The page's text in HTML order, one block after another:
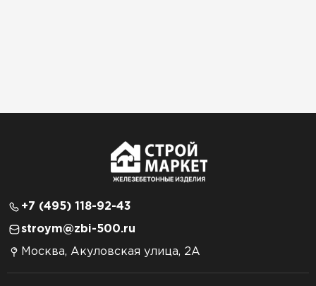
+7 (495) 118-92-43
stroym@zbi-500.ru
Москва, Акуловская улица, 2А